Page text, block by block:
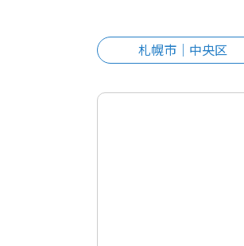
札幌市｜中央区